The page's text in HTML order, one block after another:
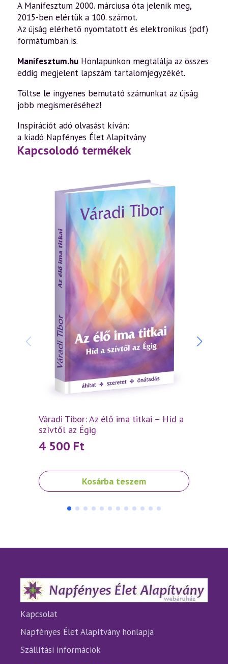
A Manifesztum 2000. márciusa óta jelenik meg,
2015-ben elértük a 100. számot.
Az újság elérhető nyomtatott és elektronikus (pdf)
formátumban is.
Manifesztum.hu Honlapunkon megtalálja az összes
eddig megjelent lapszám tartalomjegyzékét.
Töltse le ingyenes bemutató számunkat az újság
jobb megismeréséhez!
Inspirációt adó olvasást kíván:
a kiadó Napfényes Élet Alapítvány
Kapcsolodó termékek
Váradi Tibor: Az élő ima titkai – Híd a
szívtől az Égig
4 500 Ft
Kosárba teszem
Kapcsolat
Napfényes Élet Alapítvány honlapja
Szállítási információk